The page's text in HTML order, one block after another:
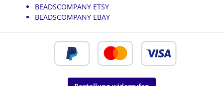
BEADSCOMPANY ETSY
BEADSCOMPANY EBAY